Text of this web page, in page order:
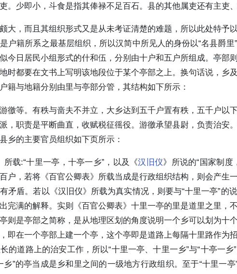
。少即小，斗食是指其俸禄不足百石。县的其他属吏还有主吏
大，而且其组织形式又是从未考证清楚的难题，所以此处特予
户籍所系之最基层组织，所以汉简中所见人的身份以“名县爵
今日居民小组形式的什和伍，分别由十户和五户所组成。亭部
时都要在文书上写明该地段位于某个亭部之上。换句话说，乡
籍与地籍分别由里与亭部分管，其结构如下所示：
徼等。有秩与啬夫不并立，大乡达到五千户置有秩，五千户以
，职责是平断曲直，收赋税征徭役。游徼承望县尉，负责治安
乡的主要官员组织如下页所示：
所载:“十里一亭，十亭一乡”，以及《汉旧仪》所说的“国家制度
户，若将《百官公卿表》所载当成是行政组织结构，则会产生
矛盾。若以《汉旧仪》所载为真实情况，则要与“十里一亭”的
完满的解释。实则《百官公卿表》十里一亭的里是道里之里，
则是亭部之简称，是从地理区划的角度说明一个乡可以划为十
即在一个亭部上建一个亭，这个亭即是道路上每隔十里路作为
的道路上的治安工作，所以“十里一亭、十里一乡”与“十亭一
”的亭当成是乡和里之间的一级地方行政组织。至于“十里一